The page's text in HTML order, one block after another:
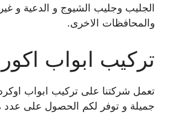
الجليب وجليب الشيوج و الدعية و
والمحافظات الاخرى.
تركيب ابواب
تعمل شركتنا على تركيب ابواب
جميلة و توفر لكم الحصول على عدد